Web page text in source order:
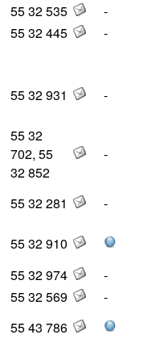
55 32 535
-
55 32 445
-
55 32 931 -
55 32
702, 55
32 852
-
55 32 281
-
55 32 910
55 32 974
-
55 32 569
-
55 43 786